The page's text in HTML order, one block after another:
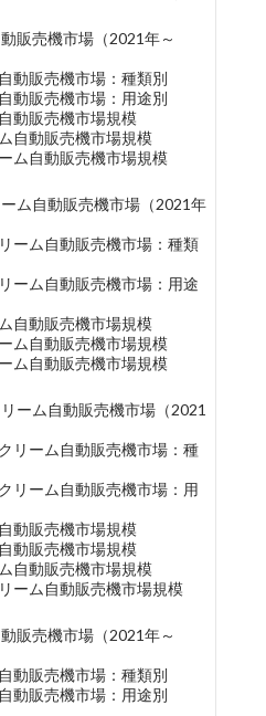
販売機市場（2021年～
動販売機市場：種類別
動販売機市場：用途別
動販売機市場規模
自動販売機市場規模
ム自動販売機市場規模
ム自動販売機市場（2021年
ーム自動販売機市場：種類
ーム自動販売機市場：用途
自動販売機市場規模
ム自動販売機市場規模
ム自動販売機市場規模
ーム自動販売機市場（2021
リーム自動販売機市場：種
リーム自動販売機市場：用
動販売機市場規模
動販売機市場規模
自動販売機市場規模
ーム自動販売機市場規模
販売機市場（2021年～
動販売機市場：種類別
動販売機市場：用途別